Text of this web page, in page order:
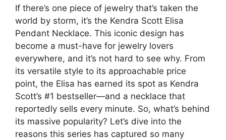
If there’s one piece of jewelry that’s taken the
world by storm, it’s the Kendra Scott Elisa
Pendant Necklace. This iconic design has
become a must-have for jewelry lovers
everywhere, and it’s not hard to see why. From
its versatile style to its approachable price
point, the Elisa has earned its spot as Kendra
Scott’s #1 bestseller—and a necklace that
reportedly sells every minute. So, what’s behind
its massive popularity? Let’s dive into the
reasons this series has captured so many